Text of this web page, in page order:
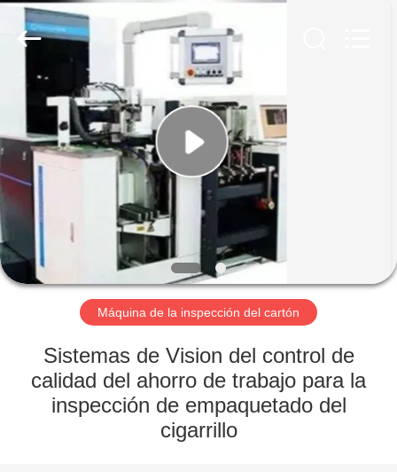
HOGAR
PRODUCTOS
SOBRE
NOSOTROS
VIAJE
FÁBRICA
-
Focusight
Technology
Co.,Ltd.
Reserved.
Máquina de la inspección del cartón
Sistemas de Vision del control de
calidad del ahorro de trabajo para la
inspección de empaquetado del
cigarrillo